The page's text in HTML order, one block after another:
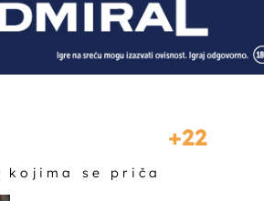
22
se priča